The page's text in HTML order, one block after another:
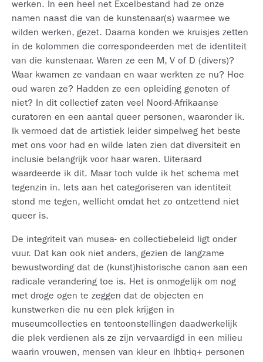
werken. In een heel net Excelbestand had ze onze
namen naast die van de kunstenaar(s) waarmee we
wilden werken, gezet. Daarna konden we kruisjes zetten
in de kolommen die correspondeerden met de identiteit
van die kunstenaar. Waren ze een M, V of D (divers)?
Waar kwamen ze vandaan en waar werkten ze nu? Hoe
oud waren ze? Hadden ze een opleiding genoten of
niet? In dit collectief zaten veel Noord-Afrikaanse
curatoren en een aantal queer personen, waaronder ik.
Ik vermoed dat de artistiek leider simpelweg het beste
met ons voor had en wilde laten zien dat diversiteit en
inclusie belangrijk voor haar waren. Uiteraard
waardeerde ik dit. Maar toch vulde ik het schema met
tegenzin in. Iets aan het categoriseren van identiteit
stond me tegen, wellicht omdat het zo ontzettend niet
queer is.
De integriteit van musea- en collectiebeleid ligt onder
vuur. Dat kan ook niet anders, gezien de langzame
bewustwording dat de (kunst)historische canon aan een
radicale verandering toe is. Het is onmogelijk om nog
met droge ogen te zeggen dat de objecten en
kunstwerken die nu een plek krijgen in
museumcollecties en tentoonstellingen daadwerkelijk
die plek verdienen als ze zijn vervaardigd in een milieu
waarin vrouwen, mensen van kleur en lhbtiq+ personen